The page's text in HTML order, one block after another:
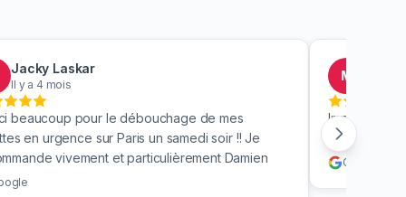
Jacky Laskar
Il y a 4 mois
beaucoup pour le débouchage de mes
en urgence sur Paris un samedi soir !! Je
vivement et particulièrement Damien
M
Impec' ! Le
et super
Google